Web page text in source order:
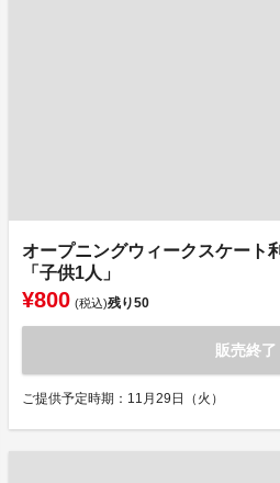
オープニングウィークスケート
「子供1人」
¥800 (税込)残り50
販売終了
ご提供予定時期：11月29日（火）